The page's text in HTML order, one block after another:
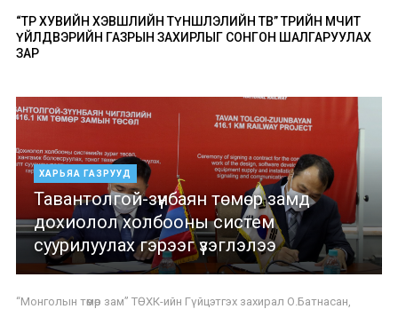
“ТӨР ХУВИЙН ХЭВШЛИЙН ТҮНШЛЭЛИЙН ТӨВ” ТӨРИЙН ӨМЧИТ
ҮЙЛДВЭРИЙН ГАЗРЫН ЗАХИРЛЫГ СОНГОН ШАЛГАРУУЛАХ
ЗАР
ХАРЬЯА ГАЗРУУД
Тавантолгой-зүүнбаян төмөр замд
дохиолол холбооны систем
суурилуулах гэрээг үзэглэлээ
“Монголын төмөр зам” ТӨХК-ийн Гүйцэтгэх захирал О.Батнасан,